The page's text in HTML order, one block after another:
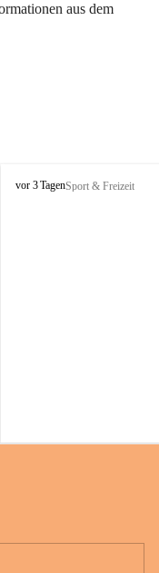
aus dem
S
vor 3 TagenSport & Freizeit